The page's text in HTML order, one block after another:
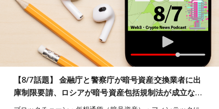
【8/7話題】 金融庁と警察庁が暗号資産交換業者に出
庫制限要請、ロシアが暗号資産包括規制法が成立な…